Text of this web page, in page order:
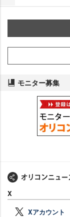
モニター募集
X
Xアカウント